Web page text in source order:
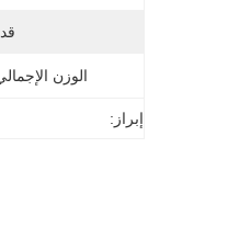
الوزن
إبراز: